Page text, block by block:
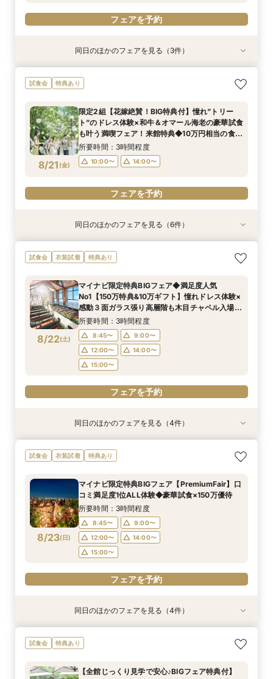
フェアを予約
特典あり
8/20(木)
【10名66万円★専用会場有】最短1ヶ月で準備
OK！6名様から適用可10名66万円からの少人数
所要時間：3時間程度
10:00〜 14:00〜
フェアを予約
特典あり
8/20(木)
【料理重視◎ミシュランの味】和牛やオマール海
老など4万円相当の豪華コース試食＆豪華10万円
フェア
所要時間：3時間程度
10:00〜 14:00〜
フェアを予約
8/20(木)
【初見学が1番お得】専属プランナーがお見積も
りオリジナル作成*10万円相当ギフト特典付き
の挙式体験×ドレス×和牛・オマール海老の豪華4
万相当試食フェア
所要時間：1時間30分程度
10:00〜 14:00〜
フェアを予約
同日のほかのフェアを見る（3件）
試食会 特典あり
8/21 (金)
限定2組【花嫁絶賛！BIG特典付】憧れ”トリー
ト”のドレス体験×和牛＆オマール海老の豪華試食
も叶う満喫フェア！来館特典◆10万円相当の食事
&宿泊券付
所要時間：3時間程度
10:00〜 14:00〜
フェアを予約
特典あり
8/21(金)
【最短60日】専属プランナーで安心！パパママ
応援160万特典+挙式当日2泊3日スイートルーム
所要時間：3時間程度
10:00〜 14:00〜
フェアを予約
8/21(金)
【自宅＆スマホでOK】◆オンライン会場相談◆
ご遠方でも安心◎気軽に見学
10:30〜 14:30〜
フェアを予約
特典あり
8/21(金)
【2万円相当レストランペアチケット付】おふた
りのお時間に合わせて最短90分でご案内可能！
イック相談会★
所要時間：3時間程度
10:00〜 14:00〜
フェアを予約
特典あり
8/21(金)
【10名66万円★専用会場有】最短1ヶ月で準備
OK！6名様から適用可10名66万円からの少人数
所要時間：3時間程度
10:00〜 14:00〜
フェアを予約
特典あり
8/21(金)
【料理重視◎ミシュランの味】和牛やオマール海
老など4万円相当の豪華コース試食＆豪華10万円
フェア
所要時間：3時間程度
10:00〜 14:00〜
フェアを予約
8/21(金)
【初見学が1番お得】専属プランナーがお見積も
りオリジナル作成*10万円相当ギフト特典付き
の挙式体験×ドレス×和牛・オマール海老の豪華4
万相当試食フェア
所要時間：1時間30分程度
10:00〜 14:00〜
フェアを予約
同日のほかのフェアを見る（6件）
試食会 衣装試着 特典あり
8/22(土)
マイナビ限定特典BIGフェア◆満足度人気
No1【150万特典&10万ギフト】憧れドレス体験×
感動３面ガラス張り高層階も木目チャペル入場
×4万円相当無料コース試食付
所要時間：3時間程度
8:45〜
9:00〜
12:00〜
14:00〜
15:00〜
フェアを予約
特典あり
8/22(土)
【少人数専用会場2025年秋OPEN限定プラン】
最短1ヶ月で準備OK！6名様から適用可10名66万
の延期も柔軟に対応♪
所要時間：3時間程度
12:00〜
14:00〜
15:00〜
フェアを予約
特典あり
8/22(土)
【3組限定・ミシュランの味】和牛&オマール4万
円相当試食◆レストランペアチケット
8:45〜
9:00〜
12:00〜
14:00〜
15:00〜
フェアを予約
8/22(土)
【オンライン30分】1軒目見学前プランナーに直
接相談安心フェア
10:30〜 15:30〜
フェアを予約
特典あり
8/22(土)
【パパママ応援プラン◆最短1ヶ月で準備OK】マ
タニティ相談会*専属ウェディングプランナーが
案させていただくので安心＊マタニティ限定160
万円優待プレゼント
所要時間：3時間程度
12:00〜
14:00〜
15:00〜
フェアを予約
同日のほかのフェアを見る（4件）
試食会 衣装試着 特典あり
8/23(日)
マイナビ限定特典BIGフェア【PremiumFair】口
コミ満足度1位ALL体験◆豪華試食×150万優待
所要時間：3時間程度
8:45〜
9:00〜
12:00〜
14:00〜
15:00〜
フェアを予約
特典あり
【少人数専用会場2025年秋OPEN限定プラン】
最短1ヶ月で準備OK！6名様から適用可10名66万
の延期も柔軟に対応♪
所要時間：3時間程度
特典あり
【産前産後安心プラン】パパママ応援160万特典
×2泊3日スイートルーム宿泊付ウェディングプラ
館特典としてプレゼント
所要時間：3時間程度
特典あり
限定3組【お料理重視◎】ミシュラン獲得シェフ
監修4万円相当フルコース試食会！必ずもらえる
相当の宿泊ペアチケット付き！
所要時間：3時間程度
【オンライン30分】1軒目見学前プランナーに直
接相談安心フェア
同日のほかのフェアを見る（4件）
試食会 特典あり
【全館じっくり見学で安心♪BIGフェア特典付】